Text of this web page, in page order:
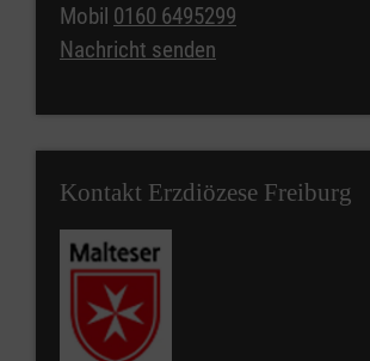
Mobil 0160 6495299
Nachricht senden
Kontakt Erzdiözese Freiburg